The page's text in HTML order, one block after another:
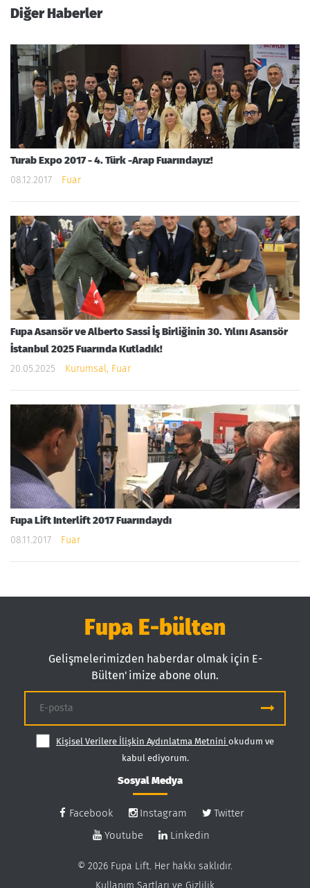
Diğer Haberler
Turab Expo 2017 - 4. Türk -Arap Fuarındayız!
08.12.2017 Fuar
Fupa Asansör ve Alberto Sassi İş Birliğinin 30. Yılını Asansör
İstanbul 2025 Fuarında Kutladık!
20.05.2025 Kurumsal, Fuar
Fupa Lift Interlift 2017 Fuarındaydı
08.11.2017 Fuar
Fupa E-bülten
Gelişmelerimizden haberdar olmak için E-
Bülten'imize abone olun.
Kişisel Verilere İlişkin Aydınlatma Metnini okudum ve
kabul ediyorum.
Sosyal Medya
Facebook Instagram
Twitter
Youtube
Linkedin
© 2026 Fupa Lift. Her hakkı saklıdır.
Kullanım Şartları ve Gizlilik